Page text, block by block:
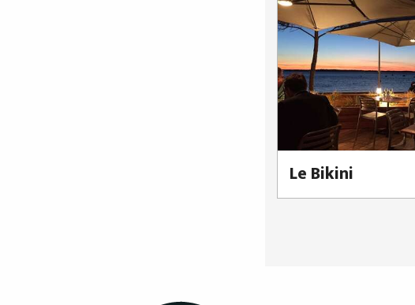
Le Bikini